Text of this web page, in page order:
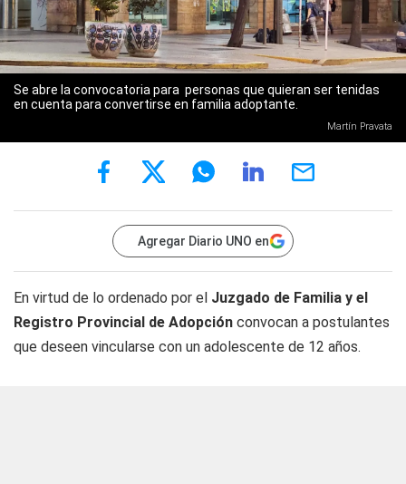
Se abre la convocatoria para personas que quieran ser tenidas
en cuenta para convertirse en familia adoptante.
Martín Pravata
Agregar Diario UNO en
En virtud de lo ordenado por el Juzgado de Familia y el
Registro Provincial de Adopción convocan a postulantes
que deseen vincularse con un adolescente de 12 años.